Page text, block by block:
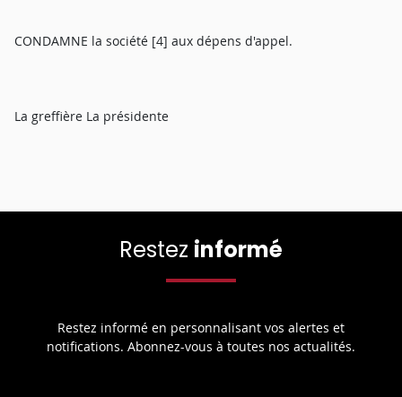
CONDAMNE la société [4] aux dépens d'appel.
La greffière La présidente
Restez informé
Restez informé en personnalisant vos alertes et
notifications. Abonnez-vous à toutes nos actualités.